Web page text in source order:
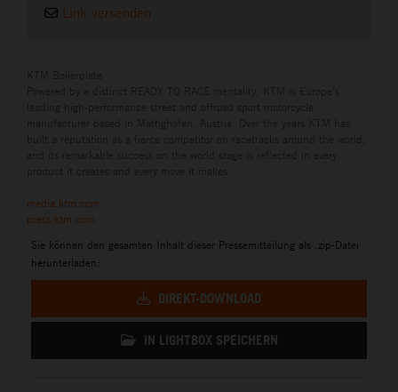
Link versenden
media.ktm.com
press.ktm.com
Sie können den gesamten Inhalt dieser Pressemitteilung als .zip-Datei
herunterladen:
DIREKT-DOWNLOAD
IN LIGHTBOX SPEICHERN